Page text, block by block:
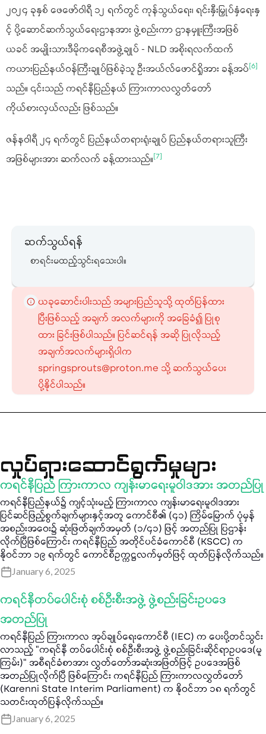
၂၀၂၄ ခုနှစ် ဖေဖော်ဝါရီ ၁၂ ရက်တွင် ကုန်သွယ်ရေး၊ ရင်းနှီးမြှုပ်နှံရေးနှ
င့် ပို့ဆောင်ဆက်သွယ်ရေးဌာနအား ဖွဲ့စည်းကာ ဌာနမှူးကြီးအဖြစ်
ယခင် အမျိုးသားဒီမိုကရေစီအဖွဲ့ချုပ် - NLD အစိုးရလက်ထက်
ကယားပြည်နယ်ဝန်ကြီးချုပ်ဖြစ်ခဲ့သူ ဦးအယ်လ်ဖောင်ရှိုအား ခန့်အပ်[6]
သည်။ ၎င်းသည် ကရင်နီပြည်နယ် ကြားကာလလွှတ်တော်
ကိုယ်စားလှယ်လည်း ဖြစ်သည်။
ဇန်နဝါရီ ၂၄ ရက်တွင် ပြည်နယ်တရားရုံးချုပ် ပြည်နယ်တရားသူကြီး
အဖြစ်များအား ဆက်လက် ခန့်ထားသည်။[7]
ဆက်သွယ်ရန်
စာရင်းမထည့်သွင်းရသေးပါ။
ယခုဆောင်းပါးသည် အများပြည်သူသို့ ထုတ်ပြန်ထား
ပြီးဖြစ်သည့် အချက် အလက်များကို အခြေခံ၍ ပြုစု
ထား ခြင်းဖြစ်ပါသည်။ ပြင်ဆင်ရန် အဆို ပြုလိုသည့်
အချက်အလက်များရှိပါက
springsprouts@proton.me သို့ ဆက်သွယ်ပေး
ပို့နိုင်ပါသည်။
လှုပ်ရှားဆောင်ရွက်မှုများ
ကရင်နီပြည် ကြားကာလ ကျန်းမာရေးမူဝါဒအား အတည်ပြု
ကရင်နီပြည်နယ်၌ ကျင့်သုံးမည့် ကြားကာလ ကျန်းမာရေးမူဝါဒအား
ပြင်ဆင်ဖြည့်စွက်ချက်များနှင့်အတူ ကောင်စီ၏ (၄၁) ကြိမ်မြောက် ပုံမှန်
အစည်းအဝေး၌ ဆုံးဖြတ်ချက်အမှတ် (၁/၄၁) ဖြင့် အတည်ပြု ပြဌာန်း
လိုက်ပြီဖြစ်ကြောင်း ကရင်နီပြည် အတိုင်ပင်ခံကောင်စီ (KSCC) က
နိုဝင်ဘာ ၁၉ ရက်တွင် ကောင်စီဥက္ကဋ္ဌလက်မှတ်ဖြင့် ထုတ်ပြန်လိုက်သည်။
January 6, 2025
ကရင်နီတပ်ပေါင်းစုံ စစ်ဦးစီးအဖွဲ့ ဖွဲ့စည်းခြင်းဥပဒေ
အတည်ပြု
ကရင်နီပြည် ကြားကာလ အုပ်ချုပ်ရေးကောင်စီ (IEC) က ပေးပို့တင်သွင်း
လာသည့် "ကရင်နီ တပ်ပေါင်းစုံ စစ်ဦးစီးအဖွဲ့ ဖွဲ့စည်းခြင်းဆိုင်ရာဥပဒေ(မူ
ကြမ်း)” အစီရင်ခံစာအား လွှတ်တော်အဆုံးအဖြတ်ဖြင့် ဥပဒေအဖြစ်
အတည်ပြုလိုက်ပြီ ဖြစ်ကြောင်း ကရင်နီပြည် ကြားကာလလွှတ်တော်
(Karenni State Interim Parliament) က နိုဝင်ဘာ ၁၈ ရက်တွင်
သတင်းထုတ်ပြန်လိုက်သည်။
January 6, 2025